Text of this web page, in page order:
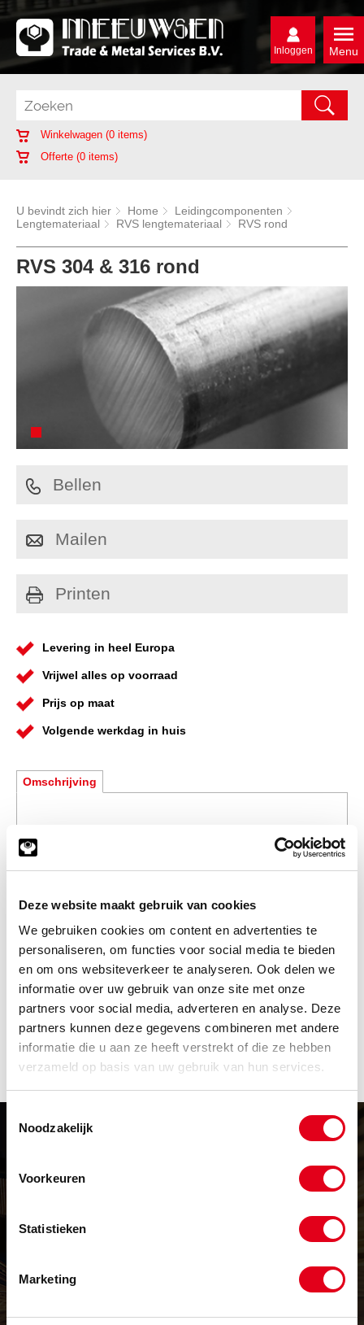
Deze website maakt gebruik van cookies
We gebruiken cookies om content en advertenties te
personaliseren, om functies voor social media te bieden
en om ons websiteverkeer te analyseren. Ook delen we
informatie over uw gebruik van onze site met onze
partners voor social media, adverteren en analyse. Deze
partners kunnen deze gegevens combineren met andere
informatie die u aan ze heeft verstrekt of die ze hebben
verzameld op basis van uw gebruik van hun services.
Noodzakelijk
Voorkeuren
Statistieken
Marketing
Menu
Inloggen
Winkelwagen (0 items)
Offerte (0 items)
U bevindt zich hier Home
Leidingcomponenten
Lengtemateriaal
RVS lengtemateriaal RVS rond
RVS 304 & 316 rond
Bellen
Mailen
Printen
Levering in heel Europa
Vrijwel alles op voorraad
Prijs op maat
Volgende werkdag in huis
Omschrijving
RVS 304 & 316 rond
beschikbaar in de maten .. x .. mm t/m .. x .. mm
Er zijn momenteel geen artikelen beschikbaar.
Prijs op maat